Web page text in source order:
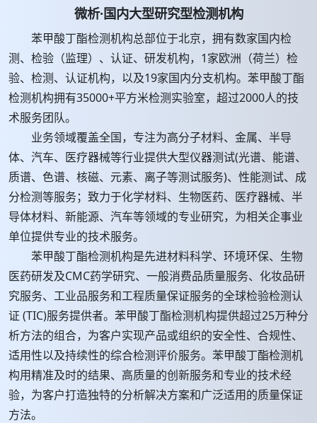
微析·国内大型研究型检测机构
苯甲酸丁酯检测机构总部位于北京，拥有数家国内检
测、检验（监理）、认证、研发机构，1家欧洲（荷兰）检
验、检测、认证机构，以及19家国内分支机构。苯甲酸丁酯
检测机构拥有35000+平方米检测实验室，超过2000人的技
术服务团队。
业务领域覆盖全国，专注为高分子材料、金属、半导
体、汽车、医疗器械等行业提供大型仪器测试(光谱、能谱、
质谱、色谱、核磁、元素、离子等测试服务)、性能测试、成
分检测等服务；致力于化学材料、生物医药、医疗器械、半
导体材料、新能源、汽车等领域的专业研究，为相关企事业
单位提供专业的技术服务。
苯甲酸丁酯检测机构是先进材料科学、环境环保、生物
医药研发及CMC药学研究、一般消费品质量服务、化妆品研
究服务、工业品服务和工程质量保证服务的全球检验检测认
证 (TIC)服务提供者。苯甲酸丁酯检测机构提供超过25万种分
析方法的组合，为客户实现产品或组织的安全性、合规性、
适用性以及持续性的综合检测评价服务。苯甲酸丁酯检测机
构用精准及时的结果、高质量的创新服务和专业的技术经
验，为客户打造独特的分析解决方案和广泛适用的质量保证
方法。